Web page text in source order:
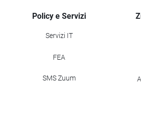
Policy e Servizi
Servizi IT
FEA
SMS Zuum